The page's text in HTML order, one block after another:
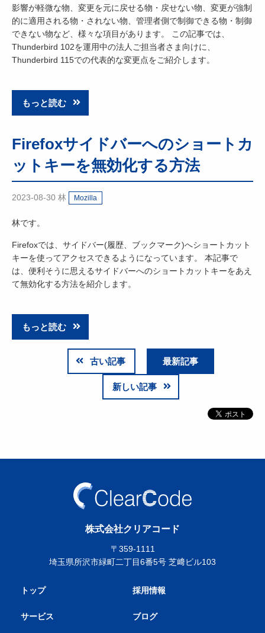
影響が軽微な物、変更を元に戻せる物・戻せない物、変更が強制
的に適用される物・されない物、管理者側で制御できる物・制御
できない物など、様々な項目があります。 この記事では、
Thunderbird 102を運用中の法人ご担当者さま向けに、
Thunderbird 115での代表的な変更点をご紹介します。
もっと読む
Firefoxサイドバーへのショートカ
ットキーを無効化する方法
2023-08-30 林 Mozilla
林です。
Firefoxでは、サイドバー(履歴、ブックマーク)へショートカット
キーを使ってアクセスできるようになっています。 本記事で
は、便利そうに思えるサイドバーへのショートカットキーをあえ
て無効化する方法を紹介します。
もっと読む
古い記事 最新記事
新しい記事
株式会社クリアコード
〒359-1111
埼玉県所沢市緑町二丁目6番5号 芝﨑ビル103
トップ
サービス
採用情報
ブログ